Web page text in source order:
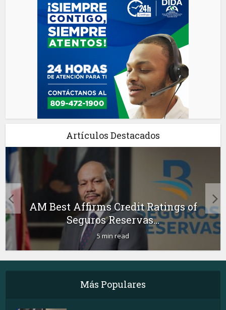
Artículos Destacados
AM Best Affirms Credit Ratings of
Seguros Reservas...
5 min read
Más Populares